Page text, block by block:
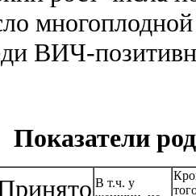
ВИЧ-
Показатели
В т.ч. у